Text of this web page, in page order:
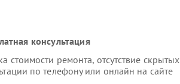
консультация
стоимости ремонта, отсутствие скрытых
по телефону или онлайн на сайте